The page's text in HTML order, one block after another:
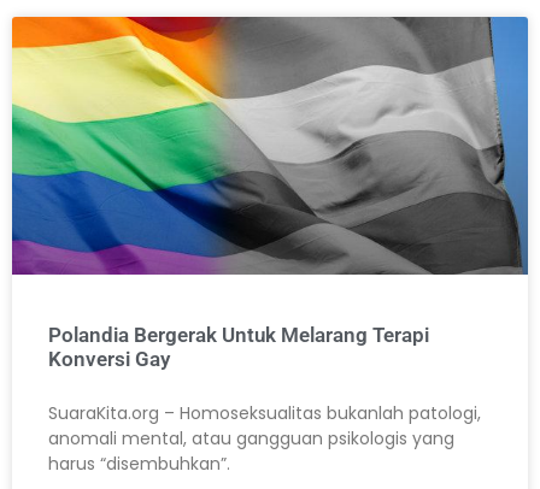
Polandia Bergerak Untuk Melarang Terapi
Konversi Gay
SuaraKita.org – Homoseksualitas bukanlah patologi,
anomali mental, atau gangguan psikologis yang
harus “disembuhkan”.